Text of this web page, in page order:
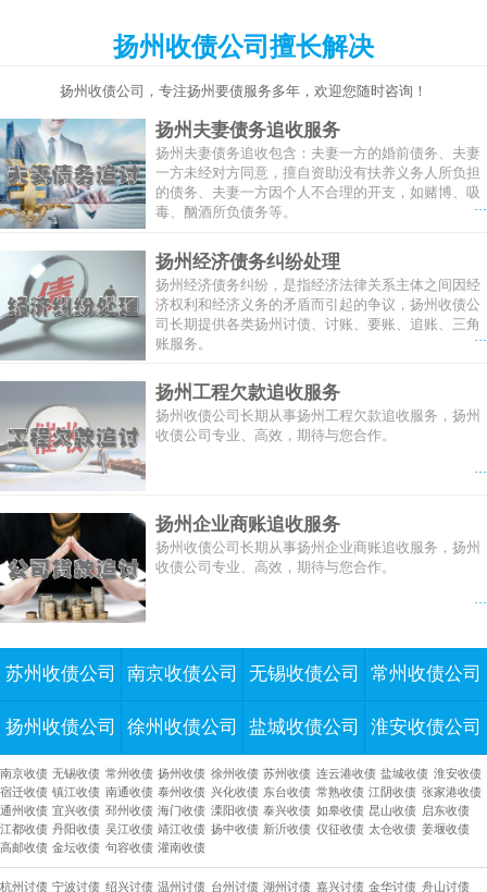
扬州收债公司擅长解决
扬州收债公司，专注扬州要债服务多年，欢迎您随时咨询！
扬州夫妻债务追收服务
扬州夫妻债务追收包含：夫妻一方的婚前债务、夫妻
一方未经对方同意，擅自资助没有扶养义务人所负担
的债务、夫妻一方因个人不合理的开支，如赌博、吸
毒、酗酒所负债务等。
扬州经济债务纠纷处理
扬州经济债务纠纷，是指经济法律关系主体之间因经
济权利和经济义务的矛盾而引起的争议，扬州收债公
司长期提供各类扬州讨债、讨账、要账、追账、三角
账服务。
...
扬州工程欠款追收服务
扬州收债公司长期从事扬州工程欠款追收服务，扬州
收债公司专业、高效，期待与您合作。
扬州企业商账追收服务
扬州收债公司长期从事扬州企业商账追收服务，扬州
收债公司专业、高效，期待与您合作。
苏州收债公司 南京收债公司 无锡收债公司 常州收债公司
扬州收债公司 徐州收债公司 盐城收债公司 淮安收债公司
南京收债 无锡收债 常州收债 扬州收债 徐州收债 苏州收债 连云港收债 盐城收债 淮安收债
宿迁收债 镇江收债 南通收债 泰州收债 兴化收债 东台收债 常熟收债 江阴收债 张家港收债
通州收债 宜兴收债 邳州收债 海门收债 溧阳收债 泰兴收债 如皋收债 昆山收债 启东收债
江都收债 丹阳收债 吴江收债 靖江收债 扬中收债 新沂收债 仪征收债 太仓收债 姜堰收债
高邮收债 金坛收债 句容收债 灌南收债
杭州讨债 宁波讨债 绍兴讨债 温州讨债 台州讨债 湖州讨债 嘉兴讨债 金华讨债 舟山讨债